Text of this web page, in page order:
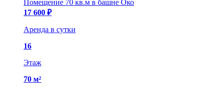
17 600 ₽
Аренда в сутки
16
Этаж
70 м²